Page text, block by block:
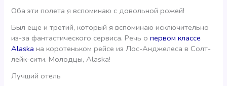
Оба эти полета я вспоминаю с довольной рожей!
Был еще и третий, который я вспоминаю исключительно
из-за фантастического сервиса. Речь опервом классе
Alaska на коротеньком рейсе из Лос-Анджелеса в Солт-
лейк-сити. Молодцы, Alaska!
Лучший отель